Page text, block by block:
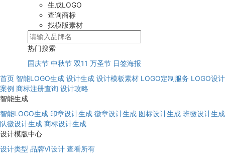
生成LOGO
查询商标
找模版素材
热门搜索
国庆节 中秋节 双11 万圣节 日签海报
首页 智能LOGO生成 设计生成 设计模板素材 LOGO定制服务 LOGO设计
案例 商标注册查询 设计攻略
智能生成
智能LOGO生成 印章设计生成 徽章设计生成 图标设计生成 班徽设计生成
队徽设计生成 商标设计生成
设计模版中心
设计类型 品牌VI设计 查看所有